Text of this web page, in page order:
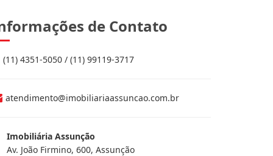
de Contato
(11) 4351-5050 / (11) 99119-3717
atendimento@imobiliariaassuncao.com.br
Imobiliária Assunção
Av. João Firmino, 600, Assunção